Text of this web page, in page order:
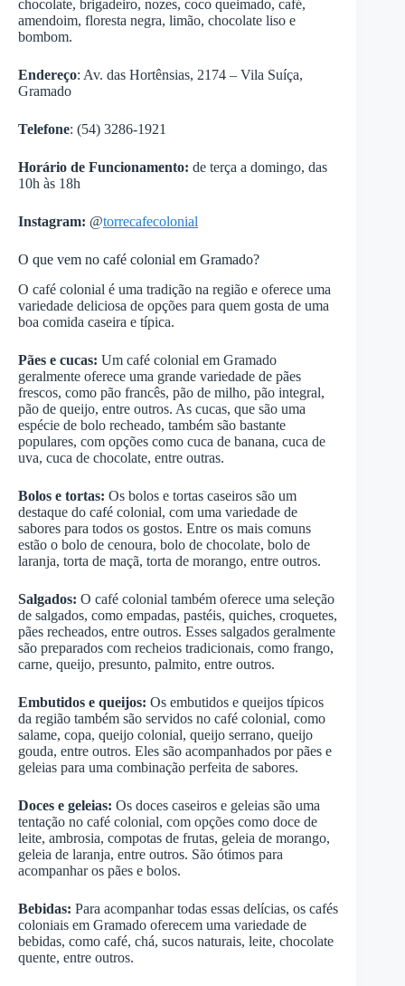
chocolate, brigadeiro, nozes, coco queimado, café,
amendoim, floresta negra, limão, chocolate liso e
bombom.
Endereço: Av. das Hortênsias, 2174 – Vila Suíça,
Gramado
Telefone: (54) 3286-1921
Horário de Funcionamento: de terça a domingo, das
10h às 18h
Instagram: @torrecafecolonial
O que vem no café colonial em Gramado?
O café colonial é uma tradição na região e oferece uma
variedade deliciosa de opções para quem gosta de uma
boa comida caseira e típica.
Pães e cucas: Um café colonial em Gramado
geralmente oferece uma grande variedade de pães
frescos, como pão francês, pão de milho, pão integral,
pão de queijo, entre outros. As cucas, que são uma
espécie de bolo recheado, também são bastante
populares, com opções como cuca de banana, cuca de
uva, cuca de chocolate, entre outras.
Bolos e tortas: Os bolos e tortas caseiros são um
destaque do café colonial, com uma variedade de
sabores para todos os gostos. Entre os mais comuns
estão o bolo de cenoura, bolo de chocolate, bolo de
laranja, torta de maçã, torta de morango, entre outros.
Salgados: O café colonial também oferece uma seleção
de salgados, como empadas, pastéis, quiches, croquetes,
pães recheados, entre outros. Esses salgados geralmente
são preparados com recheios tradicionais, como frango,
carne, queijo, presunto, palmito, entre outros.
Embutidos e queijos: Os embutidos e queijos típicos
da região também são servidos no café colonial, como
salame, copa, queijo colonial, queijo serrano, queijo
gouda, entre outros. Eles são acompanhados por pães e
geleias para uma combinação perfeita de sabores.
Doces e geleias: Os doces caseiros e geleias são uma
tentação no café colonial, com opções como doce de
leite, ambrosia, compotas de frutas, geleia de morango,
geleia de laranja, entre outros. São ótimos para
acompanhar os pães e bolos.
Bebidas: Para acompanhar todas essas delícias, os cafés
coloniais em Gramado oferecem uma variedade de
bebidas, como café, chá, sucos naturais, leite, chocolate
quente, entre outros.